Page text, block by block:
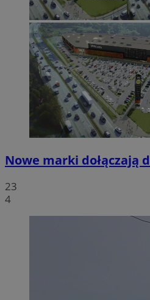
Nowe marki dołączają
23
4